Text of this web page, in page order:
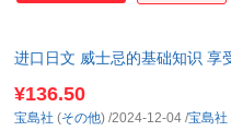
进口日文 威士忌的基础知识 享
¥136.50
宝島社 (その他) /2024-12-04 /宝島社